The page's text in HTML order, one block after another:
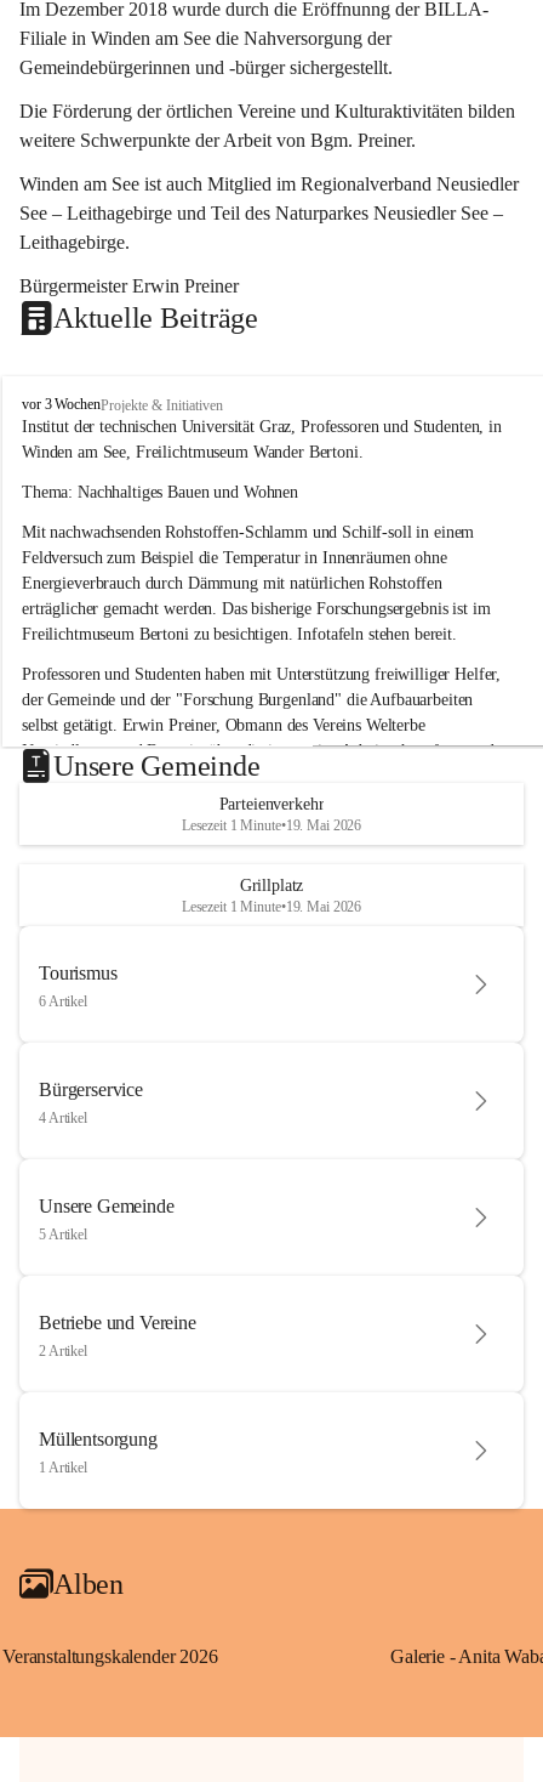
Im Dezember 2018 wurde durch die Eröffnunng der BILLA-
Filiale in Winden am See die Nahversorgung der
Gemeindebürgerinnen und -bürger sichergestellt.
Die Förderung der örtlichen Vereine und Kulturaktivitäten bilden
weitere Schwerpunkte der Arbeit von Bgm. Preiner.
Winden am See ist auch Mitglied im Regionalverband Neusiedler
See – Leithagebirge und Teil des Naturparkes Neusiedler See –
Leithagebirge.
Bürgermeister Erwin Preiner
Aktuelle Beiträge
W
i
n
e
a
m
S
e
e
vor 3 WochenProjekte & Initiativen
Institut der technischen Universität Graz, Professoren und Studenten, in
Winden am See, Freilichtmuseum Wander Bertoni.
Thema: Nachhaltiges Bauen und Wohnen
Mit nachwachsenden Rohstoffen-Schlamm und Schilf-soll in einem
Feldversuch zum Beispiel die Temperatur in Innenräumen ohne
Energieverbrauch durch Dämmung mit natürlichen Rohstoffen
erträglicher gemacht werden. Das bisherige Forschungsergebnis ist im
Freilichtmuseum Bertoni zu besichtigen. Infotafeln stehen bereit.
Professoren und Studenten haben mit Unterstützung freiwilliger Helfer,
der Gemeinde und der "Forschung Burgenland" die Aufbauarbeiten
selbst getätigt. Erwin Preiner, Obmann des Vereins Welterbe
Neusiedlersee und Bgm. ist über die innovative Arbeit sehr erfreut und
hofft auf baldige praktische Anwendung der Forschungsergebnisse.
Gerade in Zeiten des Klimawandels ist jede technologische Innovation
wichtig!
Unsere Gemeinde
Parteienverkehr
Lesezeit 1 Minute•19. Mai 2026
Grillplatz
Lesezeit 1 Minute•19. Mai 2026
Tourismus
6 Artikel
Bürgerservice
4 Artikel
Unsere Gemeinde
5 Artikel
Betriebe und Vereine
2 Artikel
Müllentsorgung
1 Artikel
Alben
Veranstaltungskalender 2026 Galerie - Anita